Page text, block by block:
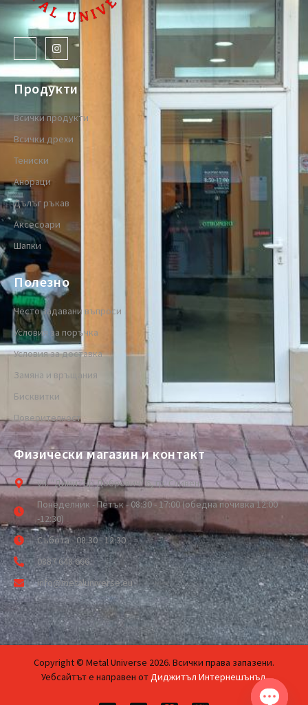
Продукти
Всички продукти
Всички дрехи
Тениски
Анораци
Дълъг ръкав
Аксесоари
Шапки
Полезно
Често задавани въпроси
Условия за поръчка
Условия за доставка
Замяна и връщания
Бисквитки
Поверителност
Физически магазин и контакт
ул. "Димитър Добрович" 6, гр. Сливен
Понеделник - Петък - 08:30 - 17:00 (обедна почивка 12:00
-12:30)
Събота - 08:30 - 12:30
0887 648 666
info@metaluniverse.eu
Copyright © Metal Universe 2026. Всички права запазени.
Уебсайтът е направен отДиджитъл Интернешънъл.